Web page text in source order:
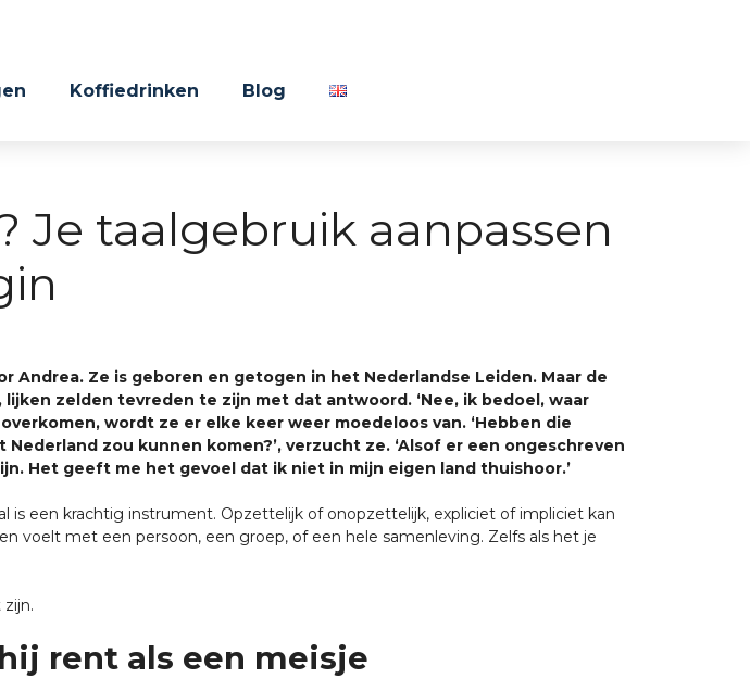
Koffiedrinken Blog
Je taalgebruik aanpassen
Andrea. Ze is geboren en getogen in het Nederlandse Leiden. Maar de
zelden tevreden te zijn met dat antwoord. ‘Nee, ik bedoel, waar
wordt ze er elke keer weer moedeloos van. ‘Hebben die
zou kunnen komen?’, verzucht ze. ‘Alsof er een ongeschreven
Het geeft me het gevoel dat ik niet in mijn eigen land thuishoor.’
is een krachtig instrument. Opzettelijk of onopzettelijk, expliciet of impliciet kan
voelt met een persoon, een groep, of een hele samenleving. Zelfs als het je
rent als een meisje